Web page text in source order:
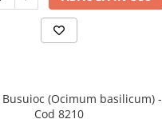
(Ocimum basilicum) -
Cod 8210